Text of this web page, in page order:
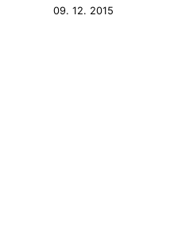
09. 12. 2015